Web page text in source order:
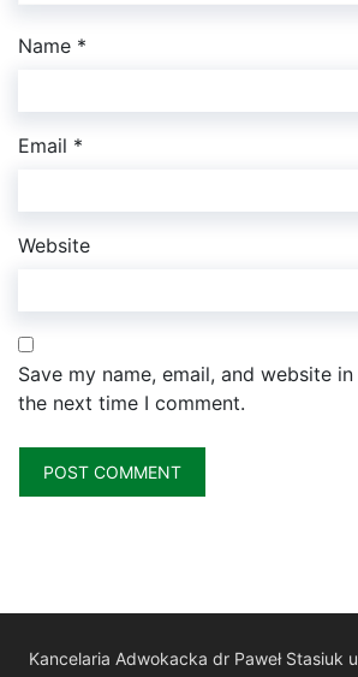
Name *
Email *
Website
Save my name, email, and website
the next time I comment.
Kancelaria Adwokacka dr Paweł Stasiuk